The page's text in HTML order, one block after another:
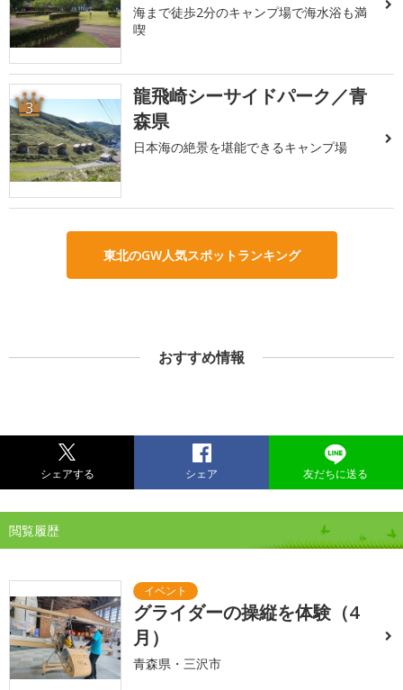
海まで徒歩2分のキャンプ場で海水浴も満
喫
3
龍飛崎シーサイドパーク／青
森県
日本海の絶景を堪能できるキャンプ場
東北のGW人気スポットランキング
おすすめ情報
シェアする シェア 友だちに送る
閲覧履歴
グライダーの操縦を体験（4
月）
青森県・三沢市